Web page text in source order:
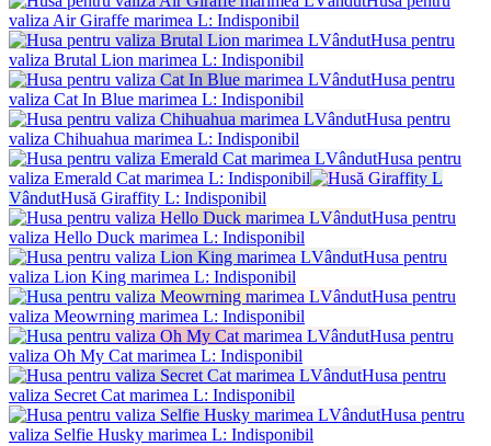
valiza Air Giraffe marimea L: Indisponibil
VândutHusa pentru
valiza Brutal Lion marimea L: Indisponibil
VândutHusa pentru
valiza Cat In Blue marimea L: Indisponibil
VândutHusa pentru
valiza Chihuahua marimea L: Indisponibil
VândutHusa pentru
valiza Emerald Cat marimea L: Indisponibil
VândutHusă Giraffity L: Indisponibil
VândutHusa pentru
valiza Hello Duck marimea L: Indisponibil
VândutHusa pentru
valiza Lion King marimea L: Indisponibil
VândutHusa pentru
valiza Meowrning marimea L: Indisponibil
VândutHusa pentru
valiza Oh My Cat marimea L: Indisponibil
VândutHusa pentru
valiza Secret Cat marimea L: Indisponibil
VândutHusa pentru
valiza Selfie Husky marimea L: Indisponibil